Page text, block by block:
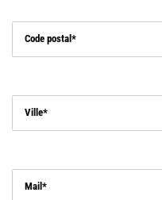
Code postal
Ville
Mail